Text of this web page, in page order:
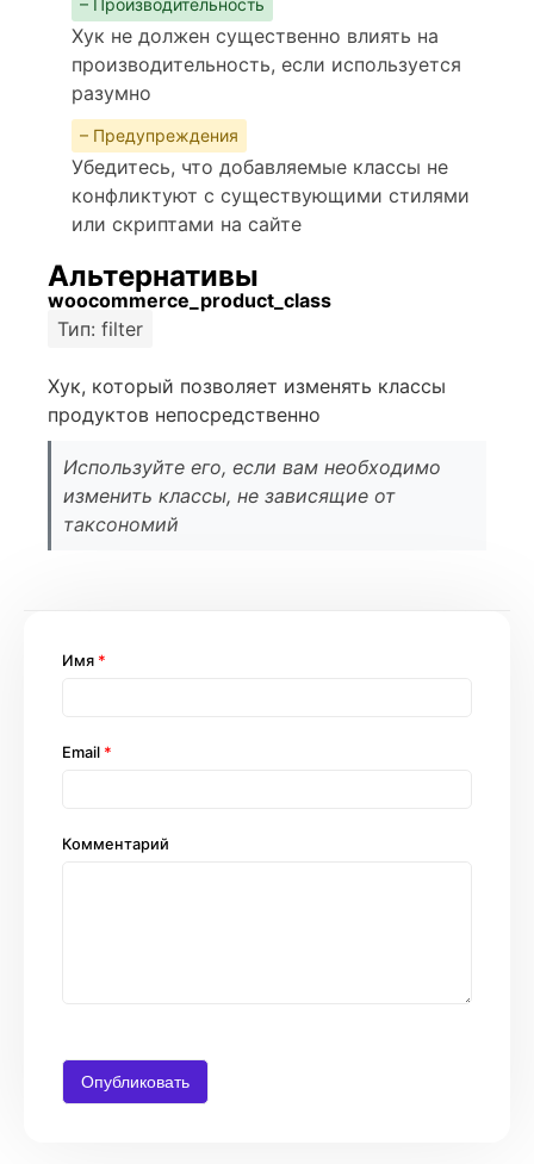
Хук не должен существенно влиять на
производительность, если используется
разумно
– Предупреждения
Убедитесь, что добавляемые классы не
конфликтуют с существующими стилями
или скриптами на сайте
Альтернативы
woocommerce_product_class
Тип: filter
Хук, который позволяет изменять классы
продуктов непосредственно
Используйте его, если вам необходимо
изменить классы, не зависящие от
таксономий
Комментарий
Имя *
Email *